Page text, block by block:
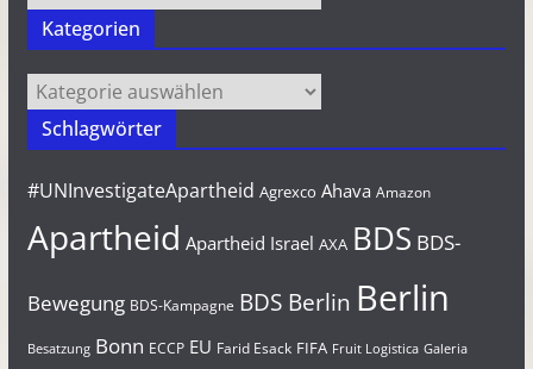
Kategorien
Kategorien
Schlagwörter
#UNInvestigateApartheid Agrexco Ahava Amazon
Apartheid Apartheid Israel AXA BDS BDS-
Bewegung BDS-Kampagne BDS Berlin Berlin
Besatzung Bonn ECCP EU Farid Esack FIFA Fruit Logistica Galeria